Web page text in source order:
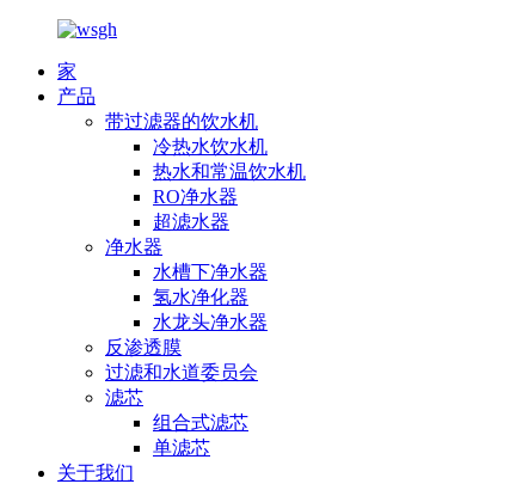
家
产品
带过滤器的饮水机
冷热水饮水机
热水和常温饮水机
RO净水器
超滤水器
净水器
水槽下净水器
氢水净化器
水龙头净水器
反渗透膜
过滤和水道委员会
滤芯
组合式滤芯
单滤芯
关于我们